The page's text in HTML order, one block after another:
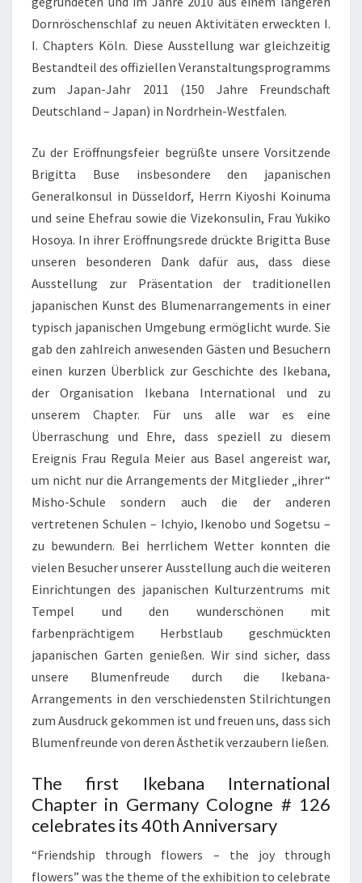
Dornröschenschlaf zu neuen Aktivitäten erweckten I.
I. Chapters Köln. Diese Ausstellung war gleichzeitig
Bestandteil des offiziellen Veranstaltungsprogramms
zum Japan-Jahr 2011 (150 Jahre Freundschaft
Deutschland – Japan) in Nordrhein-Westfalen.
Zu der Eröffnungsfeier begrüßte unsere Vorsitzende
Brigitta Buse insbesondere den japanischen
Generalkonsul in Düsseldorf, Herrn Kiyoshi Koinuma
und seine Ehefrau sowie die Vizekonsulin, Frau Yukiko
Hosoya. In ihrer Eröffnungsrede drückte Brigitta Buse
unseren besonderen Dank dafür aus, dass diese
Ausstellung zur Präsentation der traditionellen
japanischen Kunst des Blumenarrangements in einer
typisch japanischen Umgebung ermöglicht wurde. Sie
gab den zahlreich anwesenden Gästen und Besuchern
einen kurzen Überblick zur Geschichte des Ikebana,
der Organisation Ikebana International und zu
unserem Chapter. Für uns alle war es eine
Überraschung und Ehre, dass speziell zu diesem
Ereignis Frau Regula Meier aus Basel angereist war,
um nicht nur die Arrangements der Mitglieder „ihrer“
Misho-Schule sondern auch die der anderen
vertretenen Schulen – Ichyio, Ikenobo und Sogetsu –
zu bewundern. Bei herrlichem Wetter konnten die
vielen Besucher unserer Ausstellung auch die weiteren
Einrichtungen des japanischen Kulturzentrums mit
Tempel und den wunderschönen mit
farbenprächtigem Herbstlaub geschmückten
japanischen Garten genießen. Wir sind sicher, dass
unsere Blumenfreude durch die Ikebana-
Arrangements in den verschiedensten Stilrichtungen
zum Ausdruck gekommen ist und freuen uns, dass sich
Blumenfreunde von deren Ästhetik verzaubern ließen.
The first Ikebana International
Chapter in Germany Cologne # 126
celebrates its 40th Anniversary
“Friendship through flowers – the joy through
flowers” was the theme of the exhibition to celebrate